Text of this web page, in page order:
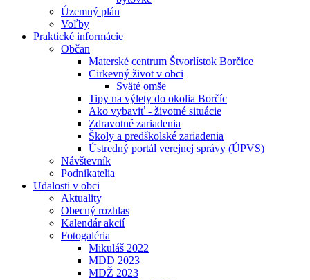
Územný plán
Voľby
Praktické informácie
Občan
Materské centrum Štvorlístok Borčice
Cirkevný život v obci
Sväté omše
Tipy na výlety do okolia Borčíc
Ako vybaviť - životné situácie
Zdravotné zariadenia
Školy a predškolské zariadenia
Ústredný portál verejnej správy (ÚPVS)
Návštevník
Podnikatelia
Udalosti v obci
Aktuality
Obecný rozhlas
Kalendár akcií
Fotogaléria
Mikuláš 2022
MDD 2023
MDŽ 2023